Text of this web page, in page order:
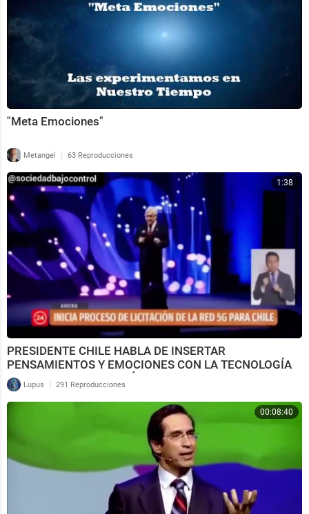
"Meta Emociones"
Metangel | 63 Reproducciones
1:38
PRESIDENTE CHILE HABLA DE INSERTAR
PENSAMIENTOS Y EMOCIONES CON LA TECNOLOGÍA
5G EN SU PRESENTACIÓ
Lupus | 291 Reproducciones
00:08:40